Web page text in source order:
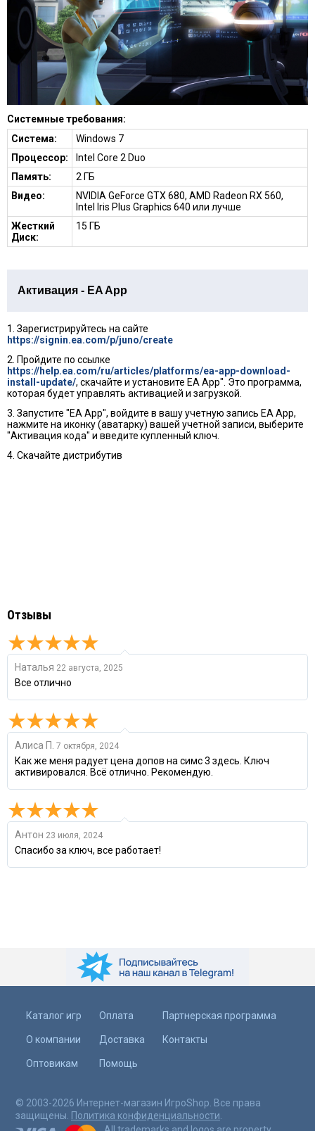
Системные требования:
Система:
Windows 7
Процессор:
Intel Core 2 Duo
Память:
2 ГБ
Видео:
NVIDIA GeForce GTX 680, AMD Radeon RX 560,
Intel Iris Plus Graphics 640 или лучше
Жесткий
Диск:
15 ГБ
Активация - EA App
1. Зарегистрируйтесь на сайте
https://signin.ea.com/p/juno/create
2. Пройдите по ссылке
https://help.ea.com/ru/articles/platforms/ea-app-download-
install-update/, скачайте и установите EA App". Это программа,
которая будет управлять активацией и загрузкой.
3. Запустите "EA App", войдите в вашу учетную запись EA App,
нажмите на иконку (аватарку) вашей учетной записи, выберите
"Активация кода" и введите купленный ключ.
4. Скачайте дистрибутив
Отзывы
Наталья 22 августа, 2025
Все отлично
Алиса П. 7 октября, 2024
Как же меня радует цена допов на симс 3 здесь. Ключ
активировался. Всё отлично. Рекомендую.
Антон 23 июля, 2024
Спасибо за ключ, все работает!
Каталог игр
О компании
Оптовикам
Оплата
Доставка
Помощь
Партнерская программа
Контакты
© 2003-2026 Интернет-магазин ИгроShop. Все права
защищены. Политика конфиденциальности